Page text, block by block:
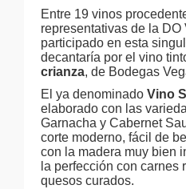
Entre 19 vinos
representativas de la DO
participado en esta
decantaría por el vino
crianza, de Bodegas
El ya denominado Vino
elaborado con las
Garnacha y Cabernet
corte moderno, fácil de
con la madera muy bien
la perfección con carnes
quesos curados.